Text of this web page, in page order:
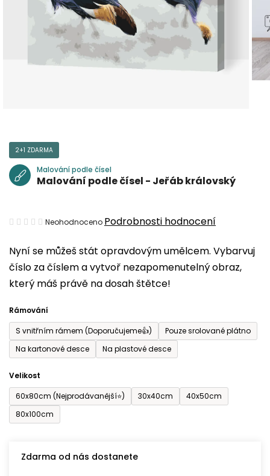
Nyní se můžeš stát opravdovým umělcem. Vybarvuj
číslo za číslem a vytvoř nezapomenutelný obraz,
který máš právě na dosah štětce!
Rámování
S vnitřním rámem (Doporučujeme👍)
Pouze srolované plátno
Na kartonové desce
Na plastové desce
Velikost
60x80cm (Nejprodávanější⭐)
30x40cm
40x50cm
80x100cm
Zdarma od nás dostanete
2+1 ZDARMA
Malování podle čísel
Malování podle čísel - Jeřáb královský
Průměrné
produktu
je
0,0
5
hvězdiček.
Neohodnoceno Podrobnosti hodnocení